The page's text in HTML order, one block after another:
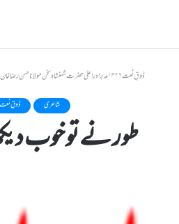
ذَوقِ نَعت ۱۳۲۶ھ برادرِ اعلیٰ حضرت شہنشاہِ سخن مولانا حسن رضا خان
ذَوقِ نَعت ۱۳۲۶ھ برادرِ اعلیٰ حضرت شہنشاہِ سخن مولانا حسن رضا خان شاعری
طور نے تو خوب